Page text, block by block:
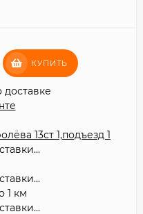
КУПИТЬ
13ст 1,подъезд 1
1 км